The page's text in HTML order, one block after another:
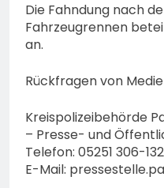
Die Fahndung nach
Fahrzeugrennen
an.
Rückfragen von
Kreispolizeibehörde
– Presse- und
Telefon: 05251 306-
E-Mail: